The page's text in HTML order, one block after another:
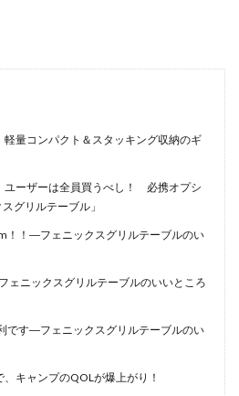
量コンパクト＆スタッキング収納のギ
ユーザーは全員買うべし！ 必携オプシ
グリルテーブル」
！！―フェニックスグリルテーブルのい
ェニックスグリルテーブルのいいところ
です―フェニックスグリルテーブルのい
キャンプのQOLが爆上がり！